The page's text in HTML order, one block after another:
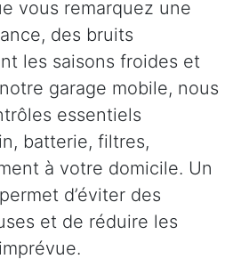
vous remarquez une
des bruits
les saisons froides et
garage mobile, nous
essentiels
batterie, filtres,
à votre domicile. Un
d’éviter des
et de réduire les